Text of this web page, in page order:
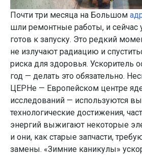
Почти три месяца на Большом
шли ремонтные работы, и сейчас
готов к запуску. Это редкий
не излучают радиацию и
риска для здоровья. Ускоритель
год — делать это обязательно.
ЦЕРНе — Европейском центре
исследований — используются
технологические достижения,
энергий выжигают некоторые
и они, как старые запчасти,
замены. «Зимние каникулы»